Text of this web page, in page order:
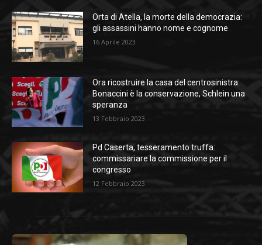
Orta di Atella, la morte della democrazia:
gli assassini hanno nome e cognome
16 Aprile 2023
Ora ricostruire la casa del centrosinistra:
Bonaccini è la conservazione, Schlein una
speranza
13 Febbraio 2023
Pd Caserta, tesseramento truffa:
commissariare la commissione per il
congresso
12 Febbraio 2023